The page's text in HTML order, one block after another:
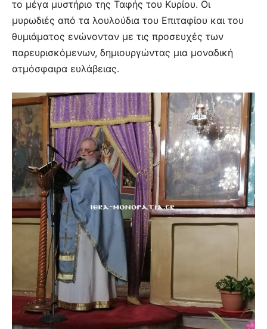
το μέγα μυστήριο της Ταφής του Κυρίου. Οι
μυρωδιές από τα λουλούδια του Επιταφίου και του
θυμιάματος ενώνονταν με τις προσευχές των
παρευρισκόμενων, δημιουργώντας μια μοναδική
ατμόσφαιρα ευλάβειας.